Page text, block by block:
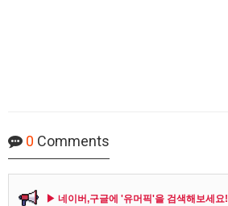
0 Comments
▶ 네이버,구글에 '유머픽'을 검색해보세요!